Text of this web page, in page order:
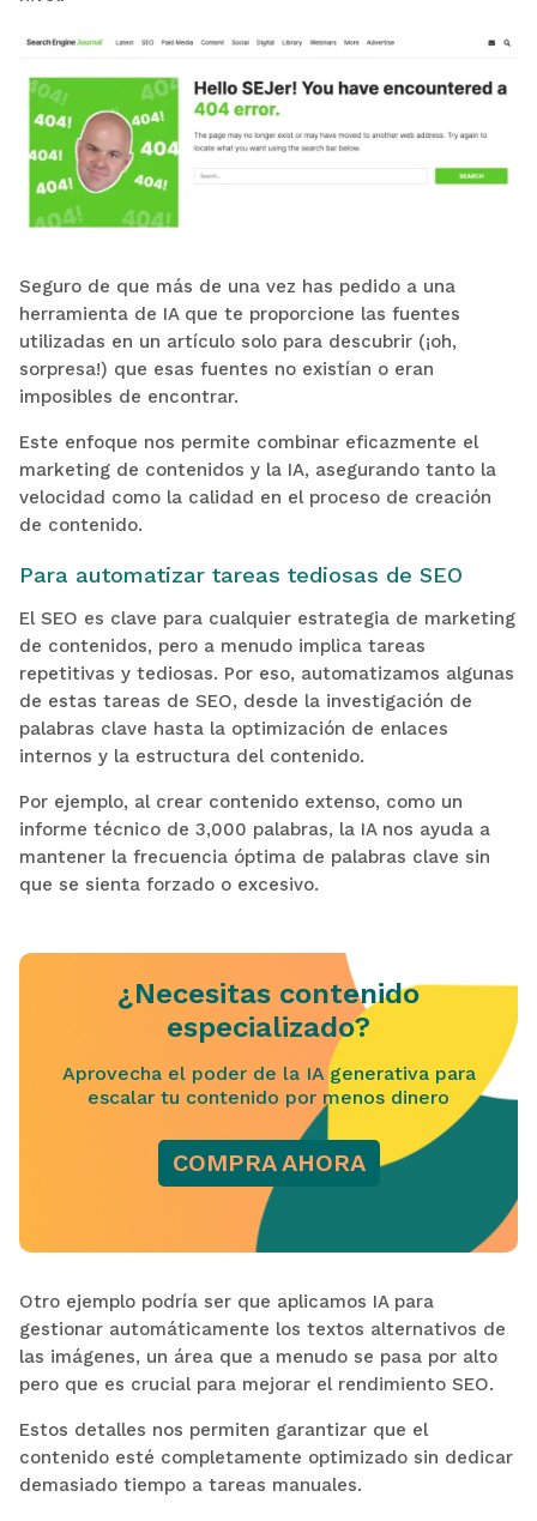
Seguro de que más de una vez has pedido a una
herramienta de IA que te proporcione las fuentes
utilizadas en un artículo solo para descubrir (¡oh,
sorpresa!) que esas fuentes no existían o eran
imposibles de encontrar.
Este enfoque nos permite combinar eficazmente el
marketing de contenidos y la IA, asegurando tanto la
velocidad como la calidad en el proceso de creación
de contenido.
Para automatizar tareas tediosas de SEO
El SEO es clave para cualquier estrategia de marketing
de contenidos, pero a menudo implica tareas
repetitivas y tediosas. Por eso, automatizamos algunas
de estas tareas de SEO, desde la investigación de
palabras clave hasta la optimización de enlaces
internos y la estructura del contenido.
Por ejemplo, al crear contenido extenso, como un
informe técnico de 3,000 palabras, la IA nos ayuda a
mantener la frecuencia óptima de palabras clave sin
que se sienta forzado o excesivo.
¿Necesitas contenido
especializado?
Aprovecha el poder de la IA generativa para
escalar tu contenido por menos dinero
COMPRA AHORA
Otro ejemplo podría ser que aplicamos IA para
gestionar automáticamente los textos alternativos de
las imágenes, un área que a menudo se pasa por alto
pero que es crucial para mejorar el rendimiento SEO.
Estos detalles nos permiten garantizar que el
contenido esté completamente optimizado sin dedicar
demasiado tiempo a tareas manuales.